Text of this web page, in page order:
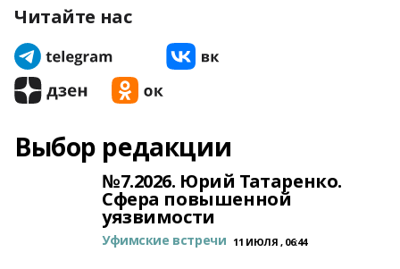
Читайте нас
Выбор редакции
№7.2026. Юрий Татаренко.
Сфера повышенной
уязвимости
Уфимские встречи 11 ИЮЛЯ , 06:44